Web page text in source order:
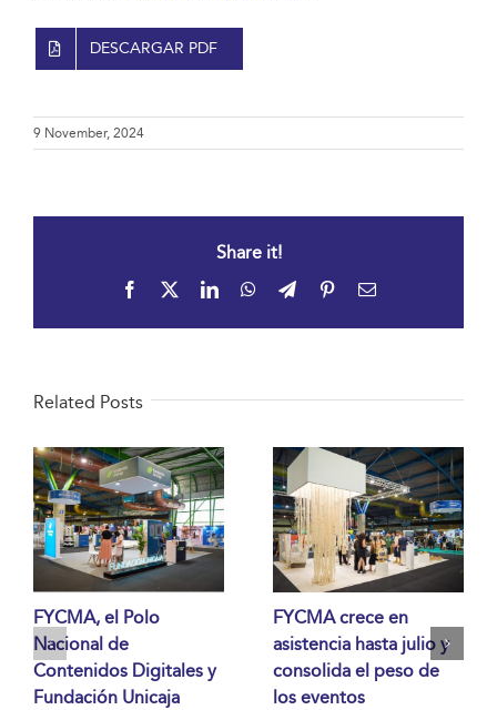
DESCARGAR PDF
9 November, 2024
Share it!
Facebook LinkedInWhatsApp
TelegramPinterestEmail
Related Posts
FYCMA, el Polo
Nacional de
Contenidos Digitales y
Fundación Unicaja
FYCMA crece en
asistencia hasta julio y
consolida el peso de
los eventos